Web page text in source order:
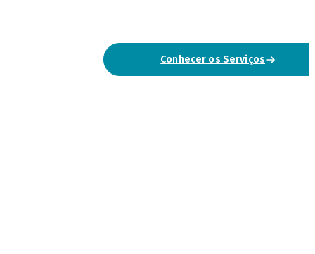
Conhecer os Serviços